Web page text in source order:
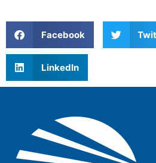
Facebook
LinkedIn